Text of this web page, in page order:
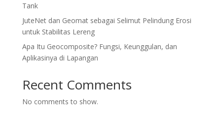
Tank
JuteNet dan Geomat sebagai Selimut Pelindung Erosi
untuk Stabilitas Lereng
Apa Itu Geocomposite? Fungsi, Keunggulan, dan
Aplikasinya di Lapangan
Recent Comments
No comments to show.